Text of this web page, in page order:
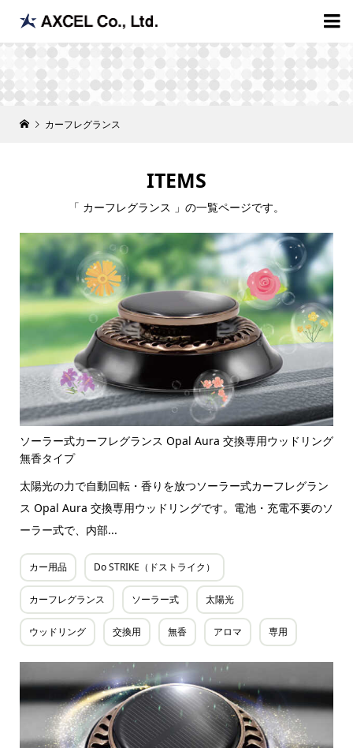

カーフレグランス
ITEMS
「 カーフレグランス 」の一覧ページです。
ソーラー式カーフレグランス Opal Aura 交換専用ウッドリング
無香タイプ
太陽光の力で自動回転・香りを放つソーラー式カーフレグラン
ス Opal Aura 交換専用ウッドリングです。電池・充電不要のソ
ーラー式で、内部...
カー用品 Do STRIKE（ドストライク）
カーフレグランス ソーラー式 太陽光
ウッドリング 交換用 無香 アロマ 専用